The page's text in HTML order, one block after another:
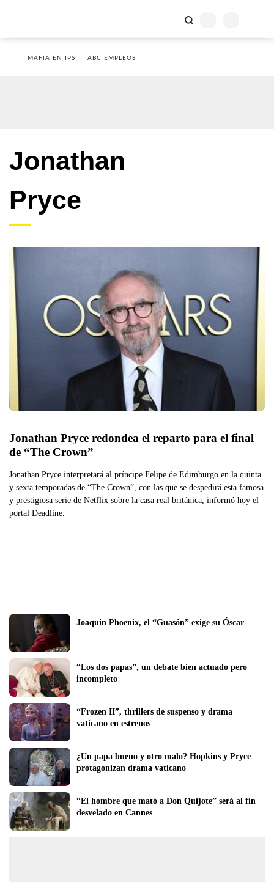
MAFIA EN IPS ABC EMPLEOS
Jonathan
Pryce
Jonathan Pryce redondea el reparto para el final
de “The Crown”
Jonathan Pryce interpretará al príncipe Felipe de Edimburgo en la quinta
y sexta temporadas de “The Crown”, con las que se despedirá esta famosa
y prestigiosa serie de Netflix sobre la casa real británica, informó hoy el
portal Deadline.
Joaquin Phoenix, el “Guasón” exige su Óscar
“Los dos papas”, un debate bien actuado pero
incompleto
“Frozen II”, thrillers de suspenso y drama
vaticano en estrenos
¿Un papa bueno y otro malo? Hopkins y Pryce
protagonizan drama vaticano
“El hombre que mató a Don Quijote” será al fin
desvelado en Cannes